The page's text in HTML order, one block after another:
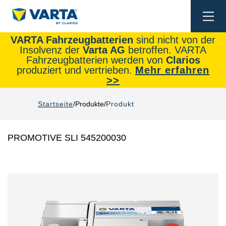
VARTA Fahrzeugbatterien sind nicht von der
Insolvenz der Varta AG betroffen. VARTA
Fahrzeugbatterien werden von Clarios
produziert und vertrieben. Mehr erfahren
>>
Startseite Produkte Produkt
PROMOTIVE SLI 545200030